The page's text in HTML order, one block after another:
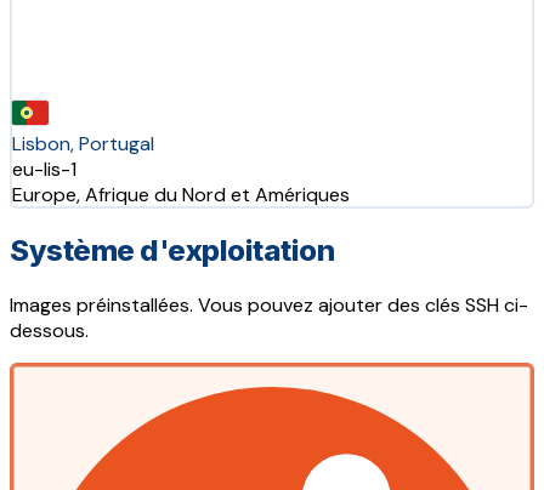
Lisbon, Portugal
eu-lis-1
Europe, Afrique du Nord et Amériques
Système d'exploitation
Images préinstallées. Vous pouvez ajouter des clés SSH ci-
dessous.